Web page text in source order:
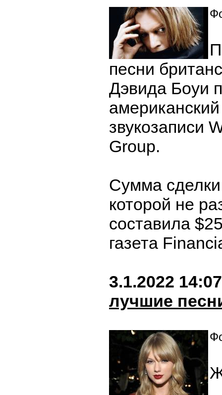
песни
Дэвида Боуи
звукозаписи
Group.
Сумма
которой не
составила
газета
3.1.2022 14:07
лучшие